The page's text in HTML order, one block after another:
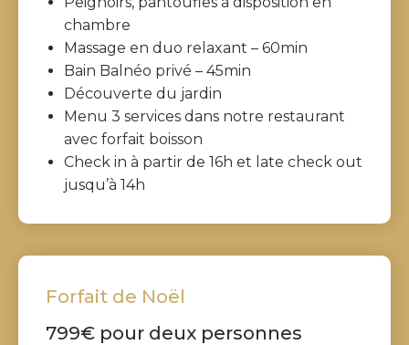
chambre
Massage en duo relaxant – 60min
Bain Balnéo privé – 45min
Découverte du jardin
Menu 3 services dans notre restaurant
avec forfait boisson
Check in à partir de 16h et late check out
jusqu’à 14h
Forfait de Noël
799€ pour deux personnes